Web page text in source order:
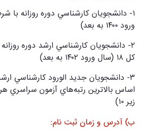
ورود ۱۴۰۰ به بعد)
۲- دانشجويان كارشناسي ارشد دوره
كل ۱۸ (سال ورود ۱۴۰۲ به بعد)
اساس بالاترين رتبه‌هاي آزمون سراسري
زير ۱۰)
ب) آدرس و زمان ثبت نام: